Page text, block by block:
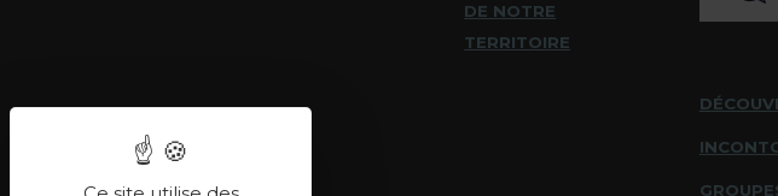
DE NOTRE
TERRITOIRE